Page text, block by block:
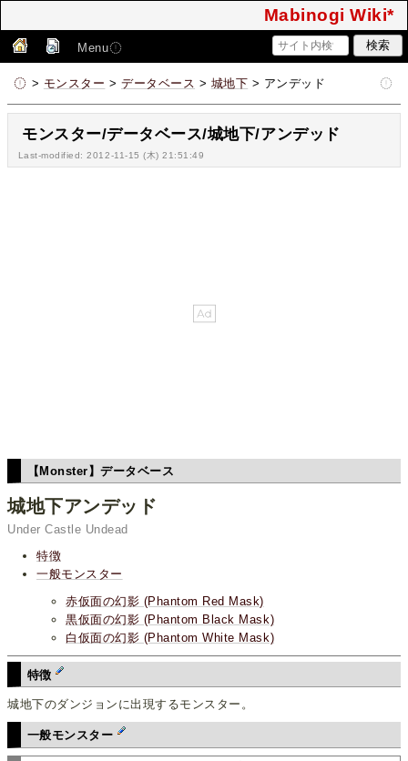
Mabinogi Wiki*
Menu
> モンスター > データベース > 城地下 > アンデッド
モンスター/データベース/城地下/アンデッド
Last-modified: 2012-11-15 (木) 21:51:49
【Monster】データベース
城地下アンデッド
Under Castle Undead
特徴
一般モンスター
赤仮面の幻影 (Phantom Red Mask)
黒仮面の幻影 (Phantom Black Mask)
白仮面の幻影 (Phantom White Mask)
特徴
城地下のダンジョンに出現するモンスター。
一般モンスター